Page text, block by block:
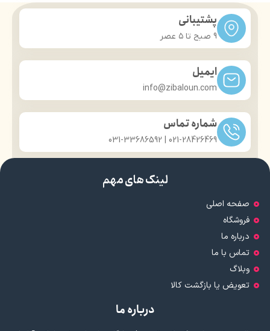
برند: سریتا
تنوع رنگ بالا
پشتیبانی
9 صبح تا ۵ عصر
ایمیل
info@zibaloun.com
شماره تماس
021-28426469 | 031-33686592
لینک های مهم
صفحه اصلی
فروشگاه
درباره ما
تماس با ما
وبلاگ
تعویض یا بازگشت کالا
درباره ما